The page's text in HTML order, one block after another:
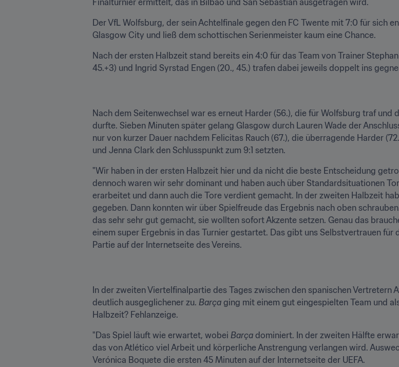
Der VfL Wolfsburg, der sein Achtelfinale gegen den FC Twente mit 7:0 für sich
Glasgow City und ließ dem schottischen Serienmeister kaum eine Chance.
Nach der ersten Halbzeit stand bereits ein 4:0 für das Team von Trainer
45.+3) und Ingrid Syrstad Engen (20., 45.) trafen dabei jeweils doppelt ins
Nach dem Seitenwechsel war es erneut Harder (56.), die für Wolfsburg traf
durfte. Sieben Minuten später gelang Glasgow durch Lauren Wade der
nur von kurzer Dauer nachdem Felicitas Rauch (67.), die überragende Harder
und Jenna Clark den Schlusspunkt zum 9:1 setzten.
"Wir haben in der ersten Halbzeit hier und da nicht die beste Entscheidung
dennoch waren wir sehr dominant und haben auch über Standardsituationen
erarbeitet und dann auch die Tore verdient gemacht. In der zweiten Halbzeit
gegeben. Dann konnten wir über Spielfreude das Ergebnis nach oben
das sehr sehr gut gemacht, sie wollten sofort Akzente setzen. Genau das
einem super Ergebnis in das Turnier gestartet. Das gibt uns Selbstvertrauen für
Partie auf der Internetseite des Vereins.
In der zweiten Viertelfinalpartie des Tages zwischen den spanischen Vertretern
deutlich ausgeglichener zu. Barça ging mit einem gut eingespielten Team und
Halbzeit? Fehlanzeige.
"Das Spiel läuft wie erwartet, wobei Barça dominiert. In der zweiten Hälfte
das von Atlético viel Arbeit und körperliche Anstrengung verlangen wird.
Verónica Boquete die ersten 45 Minuten auf der Internetseite der UEFA.